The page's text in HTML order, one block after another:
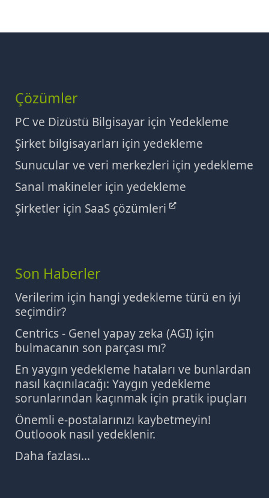
Çözümler
PC ve Dizüstü Bilgisayar için Yedekleme
Şirket bilgisayarları için yedekleme
Sunucular ve veri merkezleri için yedekleme
Sanal makineler için yedekleme
Şirketler için SaaS çözümleri
Son Haberler
Verilerim için hangi yedekleme türü en iyi
seçimdir?
Centrics - Genel yapay zeka (AGI) için
bulmacanın son parçası mı?
En yaygın yedekleme hataları ve bunlardan
nasıl kaçınılacağı: Yaygın yedekleme
sorunlarından kaçınmak için pratik ipuçları
Önemli e-postalarınızı kaybetmeyin!
Outloook nasıl yedeklenir.
Daha fazlası...